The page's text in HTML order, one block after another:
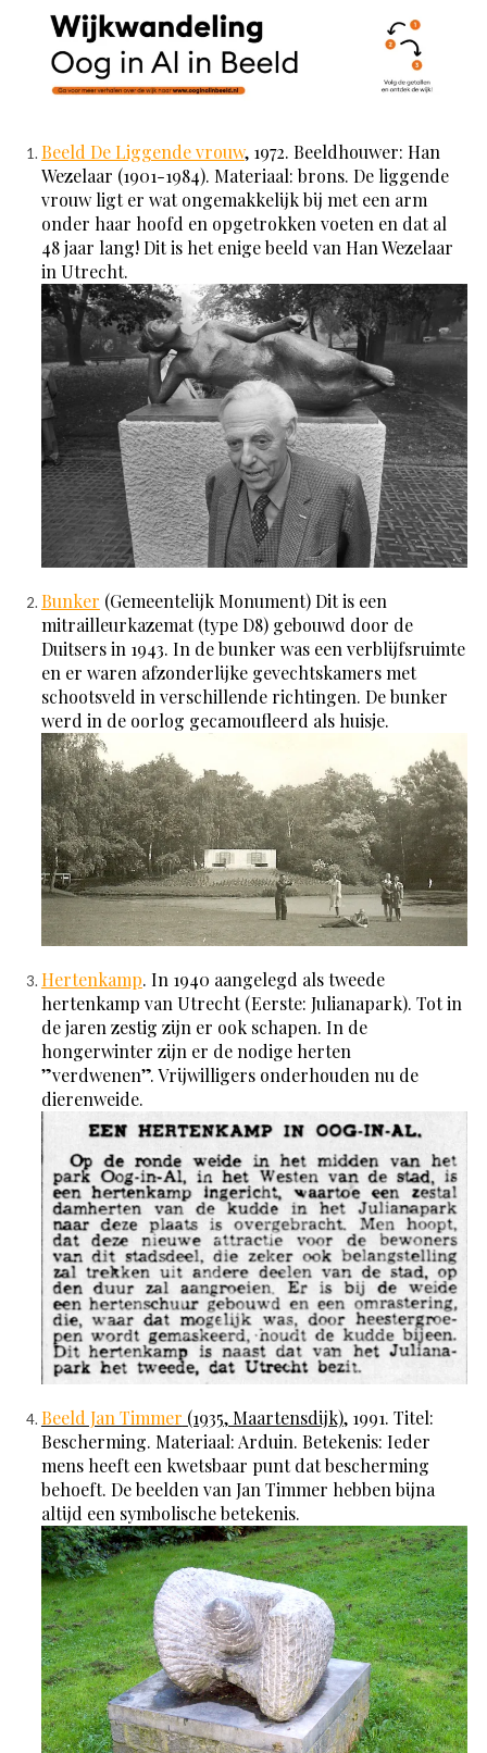
Beeld De Liggende vrouw, 1972. Beeldhouwer: Han
Wezelaar (1901-1984). Materiaal: brons. De liggende
vrouw ligt er wat ongemakkelijk bij met een arm
onder haar hoofd en opgetrokken voeten en dat al
48 jaar lang! Dit is het enige beeld van Han Wezelaar
in Utrecht.
Bunker (Gemeentelijk Monument) Dit is een
mitrailleurkazemat (type D8) gebouwd door de
Duitsers in 1943. In de bunker was een verblijfsruimte
en er waren afzonderlijke gevechtskamers met
schootsveld in verschillende richtingen. De bunker
werd in de oorlog gecamoufleerd als huisje.
Hertenkamp. In 1940 aangelegd als tweede
hertenkamp van Utrecht (Eerste: Julianapark). Tot in
de jaren zestig zijn er ook schapen. In de
hongerwinter zijn er de nodige herten
”verdwenen”. Vrijwilligers onderhouden nu de
dierenweide.
Beeld Jan Timmer (1935, Maartensdijk), 1991. Titel:
Bescherming. Materiaal: Arduin. Betekenis: Ieder
mens heeft een kwetsbaar punt dat bescherming
behoeft. De beelden van Jan Timmer hebben bijna
altijd een symbolische betekenis.